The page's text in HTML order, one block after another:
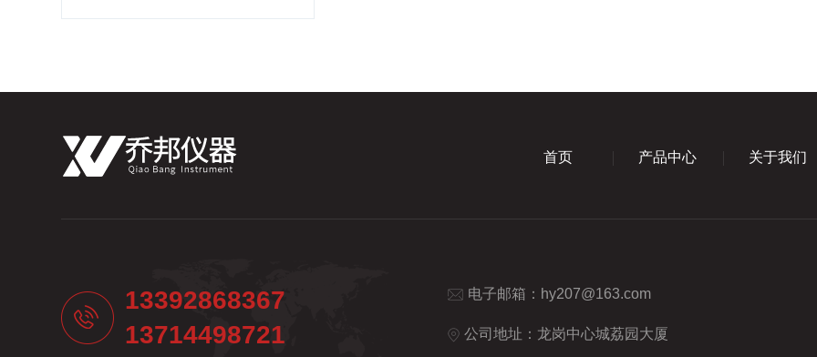
首页 产品中心 关于我们
13392868367
13714498721
电子邮箱： hy207@163.com
公司地址：龙岗中心城荔园大厦